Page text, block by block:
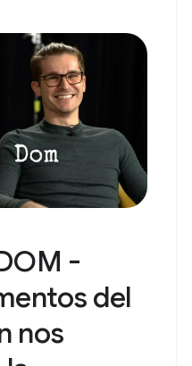
-
del
nos